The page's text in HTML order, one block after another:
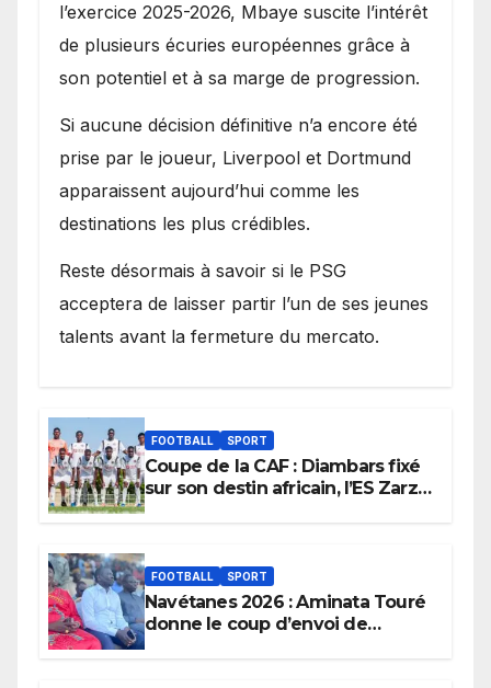
l’exercice 2025-2026, Mbaye suscite l’intérêt
de plusieurs écuries européennes grâce à
son potentiel et à sa marge de progression.
Si aucune décision définitive n’a encore été
prise par le joueur, Liverpool et Dortmund
apparaissent aujourd’hui comme les
destinations les plus crédibles.
Reste désormais à savoir si le PSG
acceptera de laisser partir l’un de ses jeunes
talents avant la fermeture du mercato.
FOOTBALL SPORT
Coupe de la CAF : Diambars fixé
sur son destin africain, l’ES Zarzis
FOOTBALL SPORT
Navétanes 2026 : Aminata Touré
donne le coup d’envoi de